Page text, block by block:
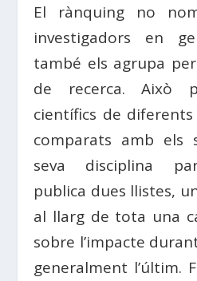
El rànquing no
investigadors en
també els agrupa
de recerca. Això
científics de
comparats amb els
seva disciplina
publica dues llistes,
al llarg de tota una
sobre l’impacte
generalment l’últim.